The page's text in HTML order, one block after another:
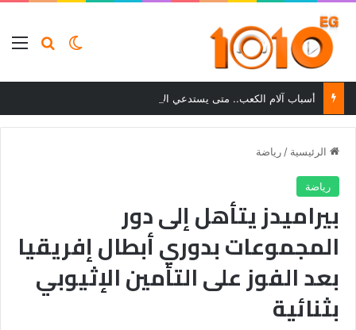
بحثالوضع
أسباب آلام الكعب.. متى يستدعي الألم زيارة الطبيب؟
الرئيسية / رياضة
رياضة
بيراميدز يتأهل إلى دور
المجموعات بدوري أبطال إفريقيا
بعد الفوز على التأمين الإثيوبي
بثنائية